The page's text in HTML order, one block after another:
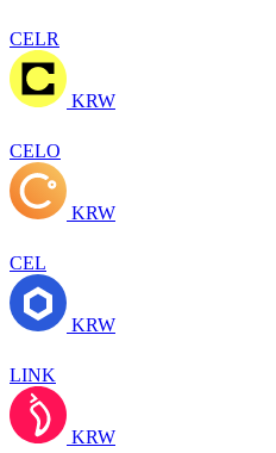
CELR
KRW
CELO
KRW
CEL
KRW
LINK
KRW